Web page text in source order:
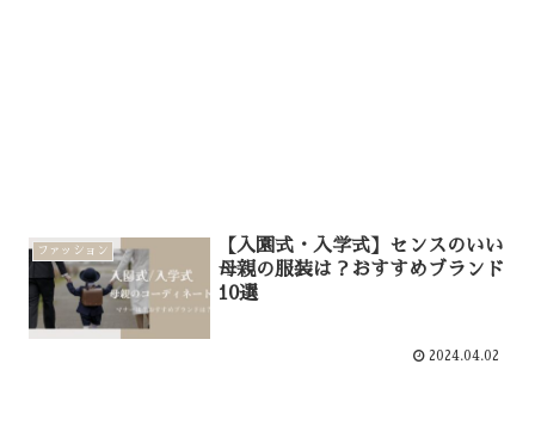
ファッション
【入園式・入学式】センスのいい
母親の服装は？おすすめブランド
10選
2024.04.02